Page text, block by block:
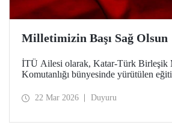
Milletimizin Başı Sağ Olsun
İTÜ Ailesi olarak, Katar-Türk Birleşik
Komutanlığı bünyesinde yürütülen
kaza kırıma uğraması sonucu şehit olan
22 Mar 2026 Duyuru